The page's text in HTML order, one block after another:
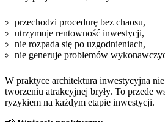
przechodzi procedurę bez chaosu,
utrzymuje rentowność inwestycji,
nie rozpada się po uzgodnieniach,
nie generuje problemów
W praktyce architektura inwestycyjna
tworzeniu atrakcyjnej bryły. To przede
ryzykiem na każdym etapie inwestycji.